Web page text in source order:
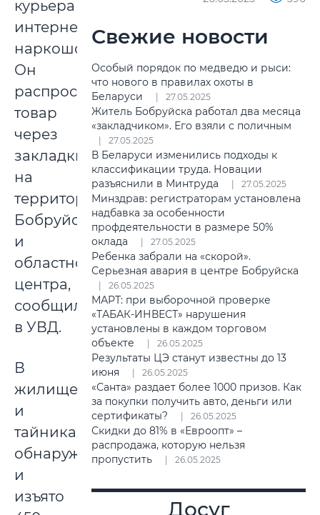
курьера
интернет-
наркошопа.
Он
распространял
товар
через
закладки
на
территории
Бобруйска
и
областного
центра,
сообщили
в УВД.
В
жилище
и
тайниках
обнаружено
и
изъято
Свежие новости
Особый порядок по медведю и рыси:
что нового в правилах охоты в
Беларуси
27.05.2025
Житель Бобруйска работал два месяца
«закладчиком». Его взяли с поличным
27.05.2025
В Беларуси изменились подходы к
классификации труда. Новации
разъяснили в Минтруда
27.05.2025
Минздрав: регистраторам установлена
надбавка за особенности
профдеятельности в размере 50%
оклада
27.05.2025
Ребенка забрали на «скорой».
Серьезная авария в центре Бобруйска
26.05.2025
МАРТ: при выборочной проверке
«ТАБАК-ИНВЕСТ» нарушения
установлены в каждом торговом
объекте
26.05.2025
Результаты ЦЭ станут известны до 13
июня
26.05.2025
«Санта» раздает более 1000 призов. Как
за покупки получить авто, деньги или
сертификаты?
26.05.2025
Скидки до 81% в «Евроопт» –
распродажа, которую нельзя
пропустить
26.05.2025
Досуг